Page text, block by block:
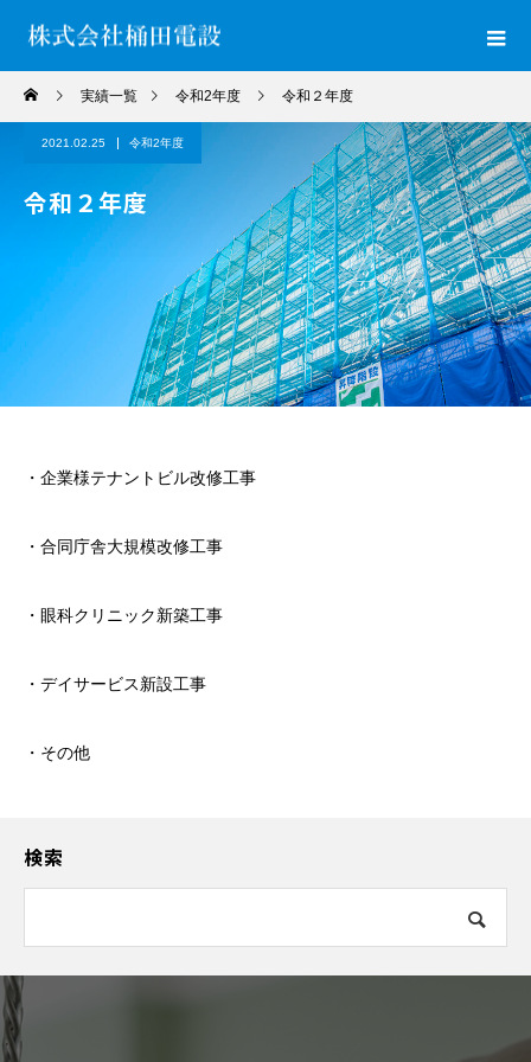
実績一覧 令和2年度 令和２年度
2021.02.25 令和2年度
令和２年度
・企業様テナントビル改修工事
・合同庁舎大規模改修工事
・眼科クリニック新築工事
・デイサービス新設工事
・その他
検索